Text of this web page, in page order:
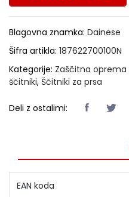
Blagovna znamka: Dainese
Šifra artikla: 187622700100N
Kategorije: Zaščitna
ščitniki, Ščitniki za prsa
Deli z ostalimi:
EAN koda